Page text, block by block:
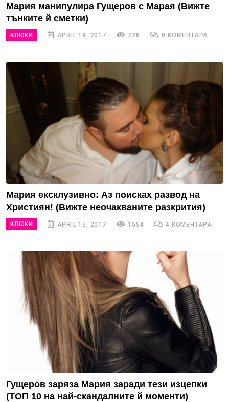
Мария манипулира Гущеров с Марая (Вижте
тънките й сметки)
КЛЮКИ APRIL 19, 2017 728 0 КОМЕНТАРА
Мария ексклузивно: Аз поисках развод на
Християн! (Вижте неочакваните разкрития)
КЛЮКИ APRIL 15, 2017 1554 4 КОМЕНТАРА
Гущеров заряза Мария заради тези изцепки
(ТОП 10 на най-скандалните й моменти)